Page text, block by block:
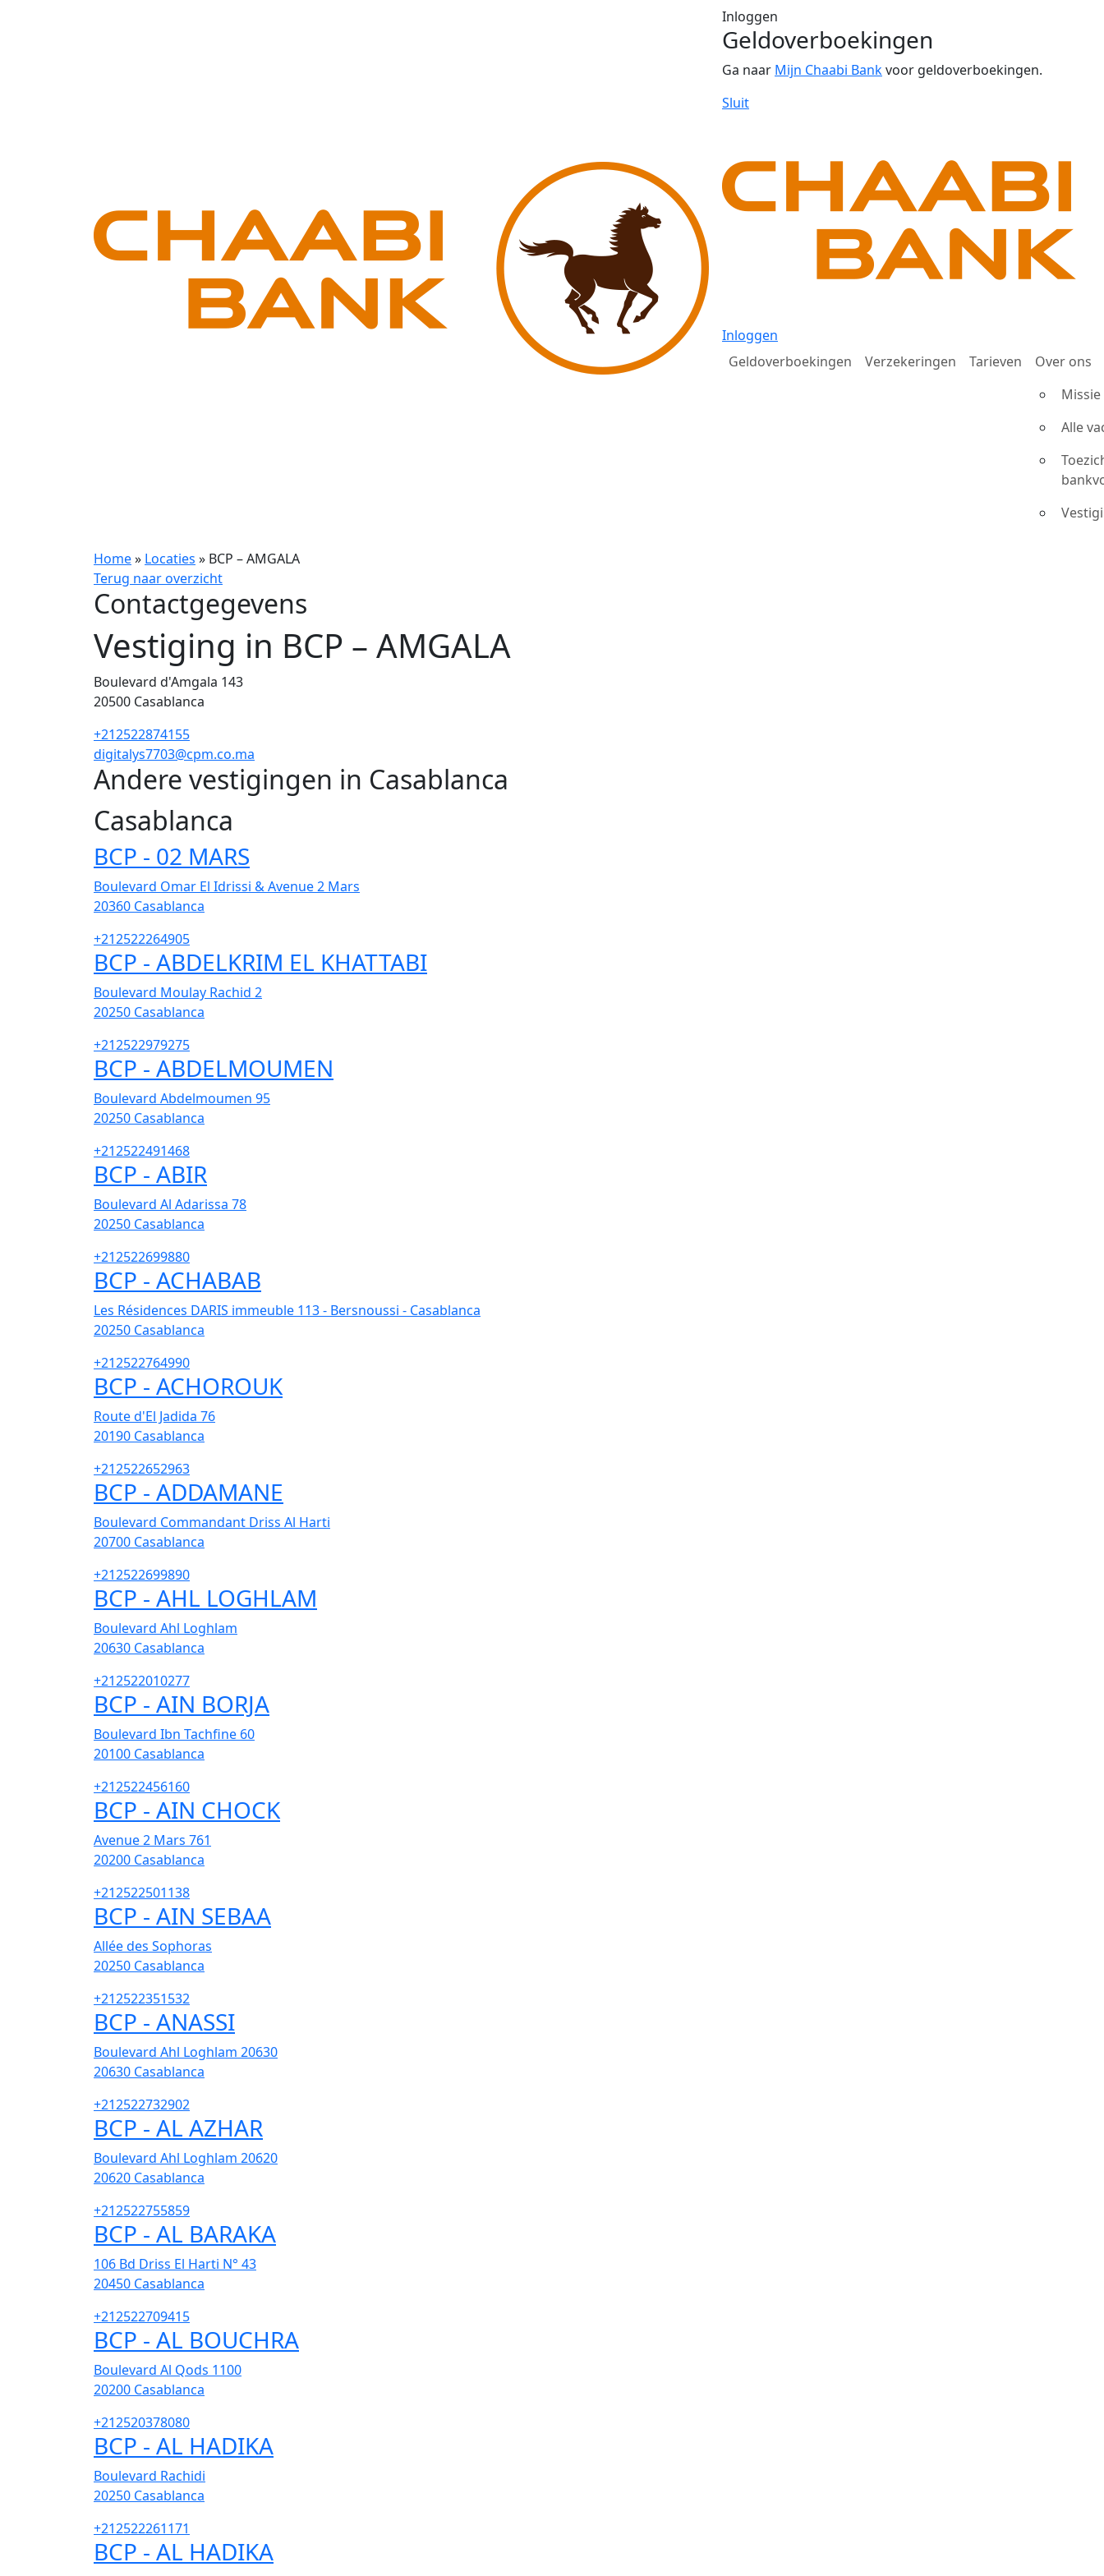
Inloggen
Geldoverboekingen
Ga naar Mijn Chaabi Bankvoor geldoverboekingen.
Sluit
Inloggen
Geldoverboekingen
Verzekeringen Tarieven
Over ons
Alle
Home» Locaties » BCP – AMGALA
Terug naar overzicht
Contactgegevens
Vestiging in BCP – AMGALA
Boulevard d'Amgala 143
20500 Casablanca
+212522874155
digitalys7703@cpm.co.ma
Andere vestigingen in Casablanca
Casablanca
BCP - 02 MARS
Boulevard Omar El Idrissi & Avenue 2 Mars
20360 Casablanca
+212522264905
BCP - ABDELKRIM EL KHATTABI
Boulevard Moulay Rachid 2
20250 Casablanca
+212522979275
BCP - ABDELMOUMEN
Boulevard Abdelmoumen 95
20250 Casablanca
+212522491468
BCP - ABIR
Boulevard Al Adarissa 78
20250 Casablanca
+212522699880
BCP - ACHABAB
Les Résidences DARIS immeuble 113 - Bersnoussi - Casablanca
20250 Casablanca
+212522764990
BCP - ACHOROUK
Route d'El Jadida 76
20190 Casablanca
+212522652963
BCP - ADDAMANE
Boulevard Commandant Driss Al Harti
20700 Casablanca
+212522699890
BCP - AHL LOGHLAM
Boulevard Ahl Loghlam
20630 Casablanca
+212522010277
BCP - AIN BORJA
Boulevard Ibn Tachfine 60
20100 Casablanca
+212522456160
BCP - AIN CHOCK
Avenue 2 Mars 761
20200 Casablanca
+212522501138
BCP - AIN SEBAA
Allée des Sophoras
20250 Casablanca
+212522351532
BCP - ANASSI
Boulevard Ahl Loghlam 20630
20630 Casablanca
+212522732902
BCP - AL AZHAR
Boulevard Ahl Loghlam 20620
20620 Casablanca
+212522755859
BCP - AL BARAKA
106 Bd Driss El Harti N° 43
20450 Casablanca
+212522709415
BCP - AL BOUCHRA
Boulevard Al Qods 1100
20200 Casablanca
+212520378080
BCP - AL HADIKA
Boulevard Rachidi
20250 Casablanca
+212522261171
BCP - AL HADIKA